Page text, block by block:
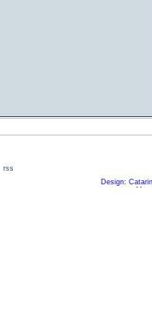
rss